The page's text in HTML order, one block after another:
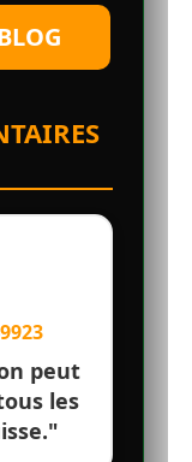
peut
les